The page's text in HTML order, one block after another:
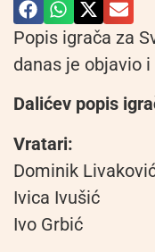
Popis igrača za
danas je objavio
Dalićev popis
Vratari:
Dominik
Ivica Ivušić
Ivo Grbić